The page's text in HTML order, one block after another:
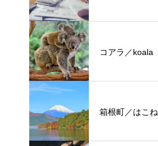
コアラ／koala
箱根町／はこ